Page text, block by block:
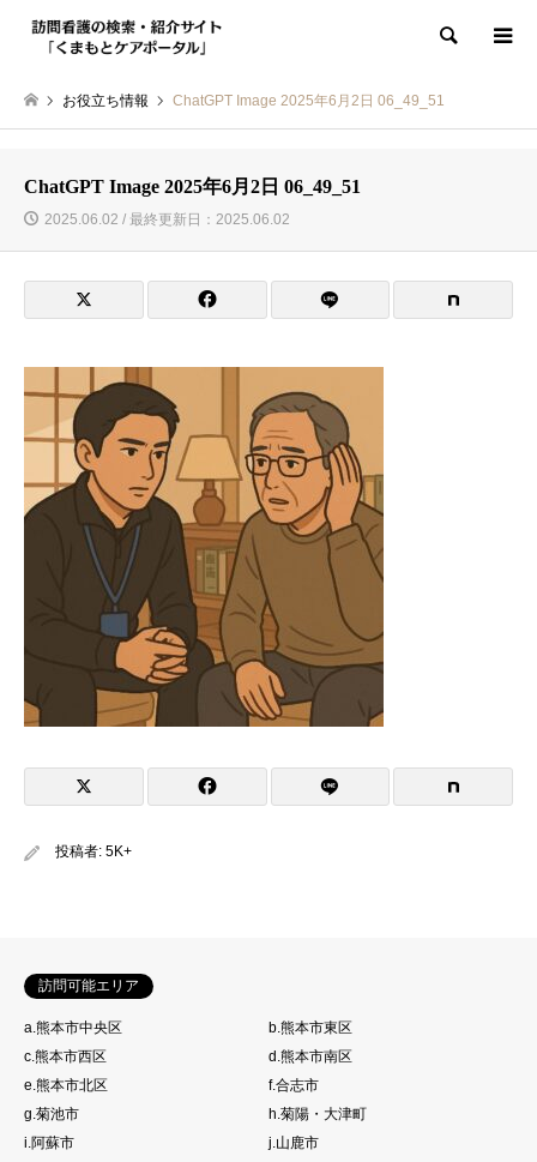
検索
お役立ち情報 ChatGPT Image 2025年6月2日 06_49_51
ChatGPT Image 2025年6月2日 06_49_51
2025.06.02 / 最終更新日：2025.06.02
投稿者: 5K+
訪問可能エリア
a.熊本市中央区
b.熊本市東区
c.熊本市西区
d.熊本市南区
e.熊本市北区
f.合志市
g.菊池市
h.菊陽・大津町
i.阿蘇市
j.山鹿市